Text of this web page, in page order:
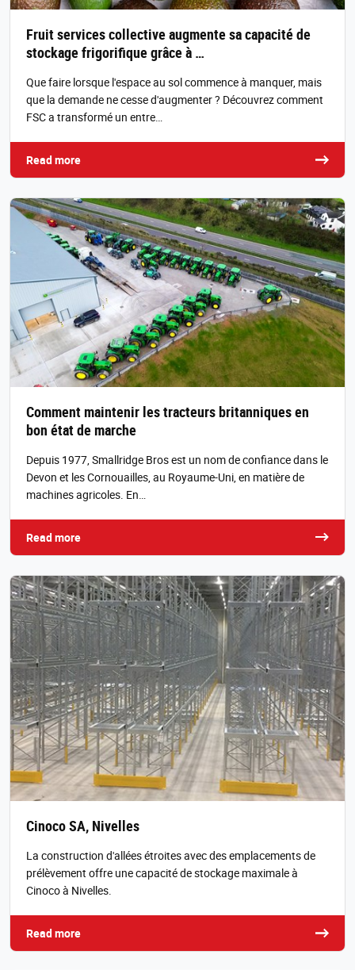
Fruit services collective augmente sa capacité de
stockage frigorifique grâce à …
Que faire lorsque l'espace au sol commence à manquer, mais
que la demande ne cesse d'augmenter ? Découvrez comment
FSC a transformé un entre…
Read more
Comment maintenir les tracteurs britanniques en
bon état de marche
Depuis 1977, Smallridge Bros est un nom de confiance dans le
Devon et les Cornouailles, au Royaume-Uni, en matière de
machines agricoles. En…
Read more
Cinoco SA, Nivelles
La construction d'allées étroites avec des emplacements de
prélèvement offre une capacité de stockage maximale à
Cinoco à Nivelles.
Read more